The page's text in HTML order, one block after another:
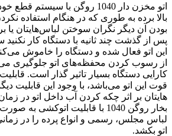
اتو مخزن دار 1040 روگن با سیستم
بالا برده به طوری که در هنگام استفاده
بودن آن دیگر نگران سوختن لباس‌هایتان یا
پس از گذشت چند ثانیه با دستگاه کار
این اتو فعال شده و دستگاه را خاموش
از رسوب کردن محفظه‌های اتو جلوگیری
کارایی دستگاه بسیار تاثیر گذار است.
قوت این اتو می‌باشد، با وجود این قابلیت
هایتان بر اثر چکه کردن آب داخل اتو در
بخار روگن 1040 با قابلیت اتوکشی
لباس مجلس، رسمی و انواع پرده را در زمانی
اتو بکشد.